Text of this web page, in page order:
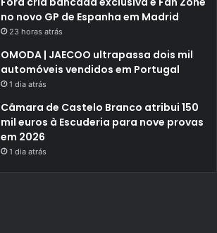
no novo GP de Espanha em Madrid
23 horas atrás
OMODA | JAECOO ultrapassa dois mil
automóveis vendidos em Portugal
1 dia atrás
Câmara de Castelo Branco atribui 150
mil euros à Escuderia para nove provas
em 2026
1 dia atrás